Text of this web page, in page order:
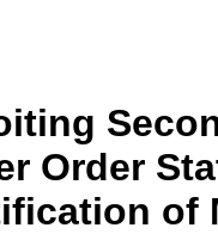
Order
of